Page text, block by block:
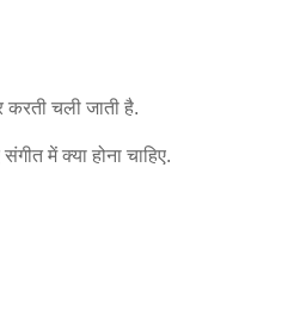
करती चली जाती है.
में क्या होना चाहिए.